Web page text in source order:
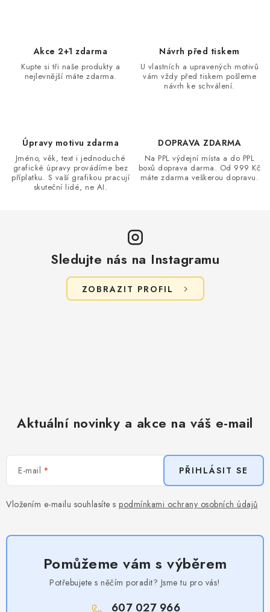
y
Akce 2+1 zdarma
Kupte si tři naše produkty a
nejlevnější máte zdarma.
Návrh před tiskem
U vlastních a upravených motivů
vám vždy před tiskem pošleme
návrh ke schválení.
Úpravy motivu zdarma
Jméno, věk, text i jednoduché
grafické úpravy provádíme bez
příplatku. S vaší grafikou pracují
skuteční lidé, ne AI.
DOPRAVA ZDARMA
Na PPL výdejní místa a do PPL
boxů doprava darma. Od 999 Kč
máte zdarma veškerou dopravu.
Sledujte nás na Instagramu
ZOBRAZIT PROFIL
Aktuální novinky a akce na váš e-mail
E-mail
Vložením e-mailu souhlasíte s podmínkami ochrany osobních údajů
PŘIHLÁSIT SE
Pomůžeme vám s výběrem
Potřebujete s něčím poradit? Jsme tu pro vás!
607 027 966